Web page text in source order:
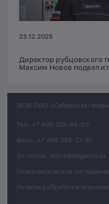
23.12.2025
Директор рубцовского
Максим Новов подвел
2026 ООО «Сибирская
Тел.: +7 495 258-83-00
Факс.: +7 495 363-27-81
Эл. почта.: office@sibgenco.ru
Пользовательское
Политика обработки